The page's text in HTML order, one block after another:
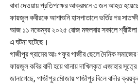
বাধা দেওয়ায় প্রতিপক্ষের আক্রমনে ৩ জন আহত
ফায়জুল কবীরকে আশাশুনি হাসপাতালে ভর্তির পর
আজ ১১ নভেম্বর ২০২৫ রোজ মঙ্গলবার সকালে
এ ঘটনা ঘটেছে।
গাজীপুর গ্রামের আঃ গফুর গাজীর ছেলে দৈনিক
ফায়জুল কবির বাদী হয়ে থানায় দাখিলকৃত এজাহার
জানাগেছে, গাজীপুর মৌজায় গাজীপুর বিলে বাদীর